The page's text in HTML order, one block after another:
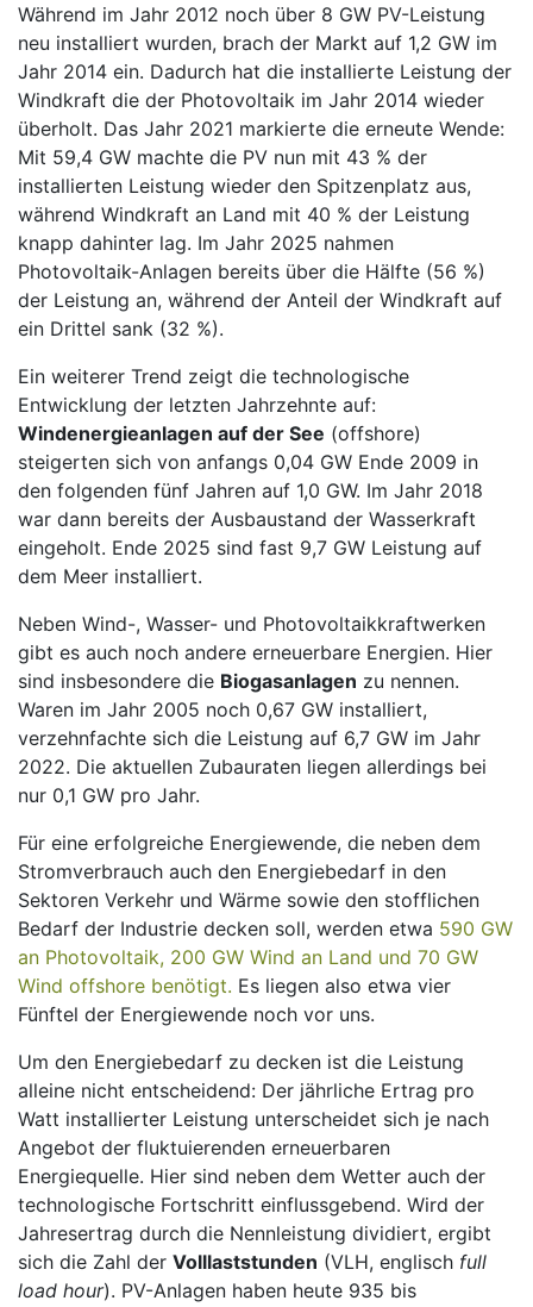
Während im Jahr 2012 noch über 8 GW PV-Leistung
neu installiert wurden, brach der Markt auf 1,2 GW im
Jahr 2014 ein. Dadurch hat die installierte Leistung der
Windkraft die der Photovoltaik im Jahr 2014 wieder
überholt. Das Jahr 2021 markierte die erneute Wende:
Mit 59,4 GW machte die PV nun mit 43 % der
installierten Leistung wieder den Spitzenplatz aus,
während Windkraft an Land mit 40 % der Leistung
knapp dahinter lag. Im Jahr 2025 nahmen
Photovoltaik-Anlagen bereits über die Hälfte (56 %)
der Leistung an, während der Anteil der Windkraft auf
ein Drittel sank (32 %).
Ein weiterer Trend zeigt die technologische
Entwicklung der letzten Jahrzehnte auf:
Windenergieanlagen auf der See (offshore)
steigerten sich von anfangs 0,04 GW Ende 2009 in
den folgenden fünf Jahren auf 1,0 GW. Im Jahr 2018
war dann bereits der Ausbaustand der Wasserkraft
eingeholt. Ende 2025 sind fast 9,7 GW Leistung auf
dem Meer installiert.
Neben Wind-, Wasser- und Photovoltaikkraftwerken
gibt es auch noch andere erneuerbare Energien. Hier
sind insbesondere die Biogasanlagen zu nennen.
Waren im Jahr 2005 noch 0,67 GW installiert,
verzehnfachte sich die Leistung auf 6,7 GW im Jahr
2022. Die aktuellen Zubauraten liegen allerdings bei
nur 0,1 GW pro Jahr.
Für eine erfolgreiche Energiewende, die neben dem
Stromverbrauch auch den Energiebedarf in den
Sektoren Verkehr und Wärme sowie den stofflichen
Bedarf der Industrie decken soll, werden etwa 590 GW
an Photovoltaik, 200 GW Wind an Land und 70 GW
Wind offshore benötigt. Es liegen also etwa vier
Fünftel der Energiewende noch vor uns.
Um den Energiebedarf zu decken ist die Leistung
alleine nicht entscheidend: Der jährliche Ertrag pro
Watt installierter Leistung unterscheidet sich je nach
Angebot der fluktuierenden erneuerbaren
Energiequelle. Hier sind neben dem Wetter auch der
technologische Fortschritt einflussgebend. Wird der
Jahresertrag durch die Nennleistung dividiert, ergibt
sich die Zahl der Volllaststunden (VLH, englisch full
load hour). PV-Anlagen haben heute 935 bis